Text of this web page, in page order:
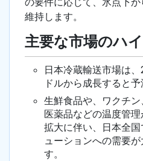
維持します。
主要な市場のハ
日本冷蔵輸送市場は
ドルから成長すると予
生鮮食品や、ワクチ
医薬品などの温度管
拡大に伴い、日本全
ューションへの需要
す。